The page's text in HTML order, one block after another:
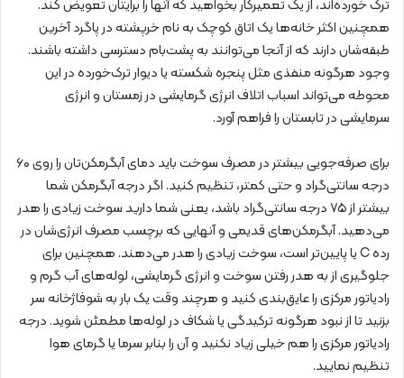
ترک ‌خورده‌اند، از یک تعمیرکار بخواهید که آنها را برایتان تعویض کند.
همچنین اکثر خانه‌ها یک اتاق کوچک به نام خرپشته در پاگرد آخرین
طبقه‌شان دارند که از آنجا می‌توانند به پشت‌بام دسترسی داشته باشند.
وجود هرگونه منفذی مثل پنجره شکسته یا دیوار ترک‌خورده در این
محوطه می‌تواند اسباب اتلاف انرژی گرمایشی در زمستان و انرژی
سرمایشی در تابستان را فراهم آورد.
برای صرفه‌جویی بیشتر در مصرف سوخت باید دمای آبگرمکن‌تان را روی ۶۰
درجه سانتی‌گراد و حتی کمتر، تنظیم کنید. اگر درجه آبگرمکن شما
بیشتر از ۷۵ درجه سانتی‌گراد باشد، یعنی شما دارید سوخت زیادی را هدر
می‌دهید. آبگرمکن‌های قدیمی و آنهایی که برچسب مصرف انرژی‌شان در
رده C یا پایین‌تر است، سوخت زیادی را هدر می‌دهند. همچنین برای
جلوگیری از به هدر رفتن سوخت و انرژی گرمایشی، لوله‌های‌ آب گرم و
رادیاتور مرکزی را عایق‌بندی کنید و هرچند وقت یک بار به شوفاژخانه سر
بزنید تا از نبود هرگونه ترکیدگی یا شکاف در لوله‌ها مطمئن شوید. درجه
رادیاتور مرکزی را هم خیلی زیاد نکنید و آن را بنابر سرما یا گرمای هوا
تنظیم نمایید.